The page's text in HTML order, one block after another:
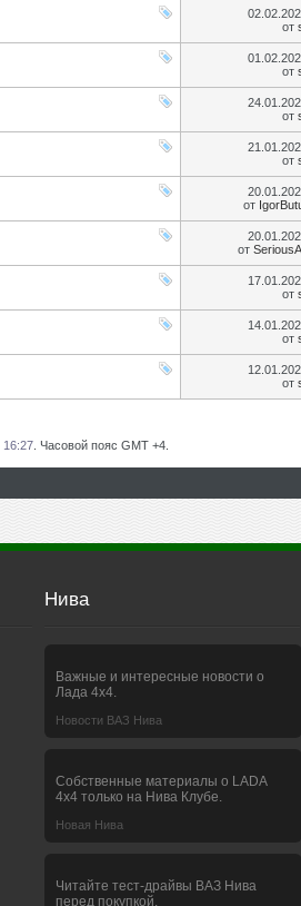
от
от
от
от
от
от
от
от
от
16:27 . Часовой пояс GMT +4.
Нива
Важные и интересные новости о
Лада 4х4.
Новости ВАЗ Нива
Собственные материалы о LADA
4x4 только на Нива Клубе.
Новая Нива
Читайте тест-драйвы ВАЗ Нива
перед покупкой.